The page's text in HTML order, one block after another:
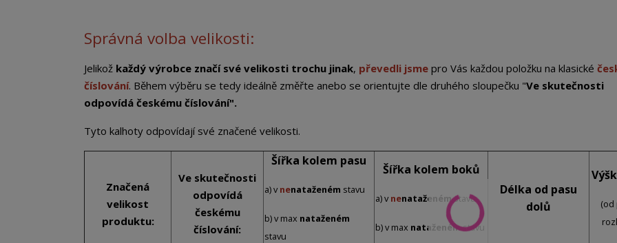
Správná volba velikosti:
Jelikož každý výrobce značí své velikosti trochu jinak, převedli jsme pro Vás každou položku na klasické
číslování. Během výběru se tedy ideálně změřte anebo se orientujte dle druhého sloupečku "Ve skutečnosti
odpovídá českému číslování".
Tyto kalhoty odpovídají své značené velikosti.
Značená
velikost
produktu:
Ve skutečnosti
odpovídá
českému
číslování:
Šířka kolem pasu
a) vnenataženém stavu
b) v max nataženém
stavu
Šířka kolem boků
a) vnenataženémstavu
b) v max nataženémstavu
Délka od pasu
dolů
(od